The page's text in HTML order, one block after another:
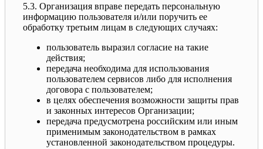
5.3. Организация вправе передать персональную
информацию пользователя и/или поручить ее
обработку третьим лицам в следующих случаях:
пользователь выразил согласие на такие
действия;
передача необходима для использования
пользователем сервисов либо для исполнения
договора с пользователем;
в целях обеспечения возможности защиты прав
и законных интересов Организации;
передача предусмотрена российским или иным
применимым законодательством в рамках
установленной законодательством процедуры.